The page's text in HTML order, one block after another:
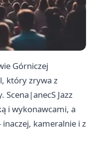
Górniczej
który zrywa z
Scena|anecS Jazz
i wykonawcami, a
kameralnie i z